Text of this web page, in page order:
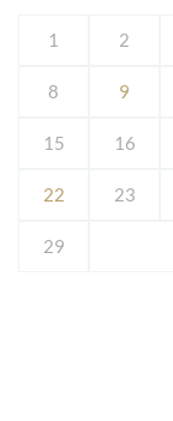
1 2
8 9
15 16
22 23
29